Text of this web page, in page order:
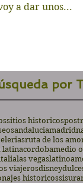
a dar unos...
por
sitios historicos
andaluciamadrid
ruta de los
latinacordobamedio
las vegas
viajerosdisney
historicossi